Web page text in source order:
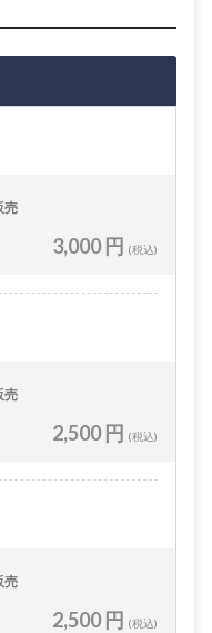
売
3,000 円 (税込)
売
2,500 円 (税込)
売
2,500 円 (税込)